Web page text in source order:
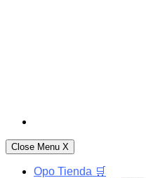
Close Menu X
Opo Tienda 🛒